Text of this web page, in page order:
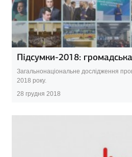
Підсумки-2018:
Загальнонаціональне дослідження
2018 року.
28 грудня 2018